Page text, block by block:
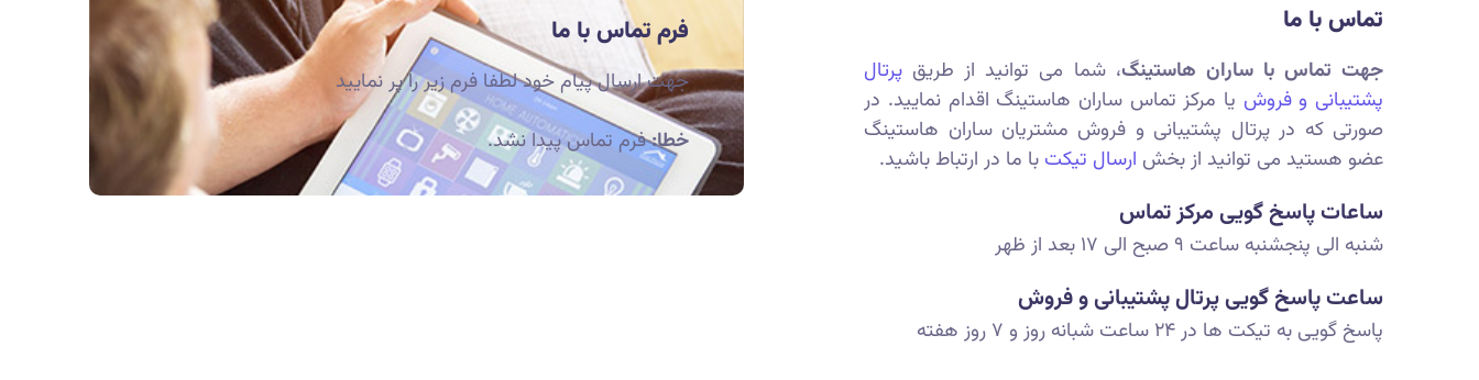
تماس با ما
جهت تماس با ساران هاستینگ، شما می توانید از طریق پرتال
پشتیبانی و فروش یا مرکز تماس ساران هاستینگ اقدام نمایید. در
صورتی که در پرتال پشتیبانی و فروش مشتریان ساران هاستینگ
عضو هستید می توانید از بخش ارسال تیکت با ما در ارتباط باشید.
ساعات پاسخ گویی مرکز تماس
شنبه الی پنجشنبه ساعت ۹ صبح الی ۱۷ بعد از ظهر
ساعت پاسخ گویی پرتال پشتیبانی و فروش
پاسخ گویی به تیکت ها در ۲۴ ساعت شبانه روز و ۷ روز هفته
فرم تماس با ما
جهت ارسال پیام خود لطفا فرم زیر را پر نمایید
خطا:فرم تماس پیدا نشد.